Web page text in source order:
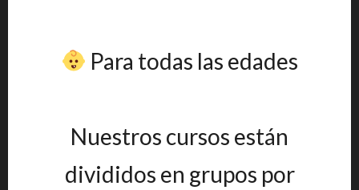
Para todas las edades
Nuestros cursos están
divididos en grupos por